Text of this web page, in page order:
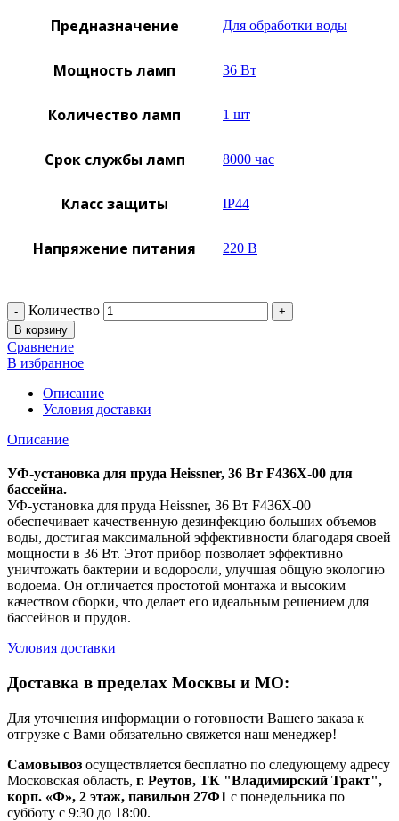
Предназначение Для обработки воды
Мощность ламп 36 Вт
Количество ламп 1 шт
Срок службы ламп 8000 час
Класс защиты IP44
Напряжение питания 220 В
Количество
В корзину
Сравнение
В избранное
Описание
Условия доставки
Описание
УФ-установка для пруда Heissner, 36 Вт F436X-00 для
бассейна.
УФ-установка для пруда Heissner, 36 Вт F436X-00
обеспечивает качественную дезинфекцию больших объемов
воды, достигая максимальной эффективности благодаря своей
мощности в 36 Вт. Этот прибор позволяет эффективно
уничтожать бактерии и водоросли, улучшая общую экологию
водоема. Он отличается простотой монтажа и высоким
качеством сборки, что делает его идеальным решением для
бассейнов и прудов.
Условия доставки
Доставка в пределах Москвы и МО:
Для уточнения информации о готовности Вашего заказа к
отгрузке с Вами обязательно свяжется наш менеджер!
Самовывоз осуществляется бесплатно по следующему адресу
Московская область, г. Реутов, ТК "Владимирский Тракт",
корп. «Ф», 2 этаж, павильон 27Ф1 с понедельника по
субботу с 9:30 до 18:00.